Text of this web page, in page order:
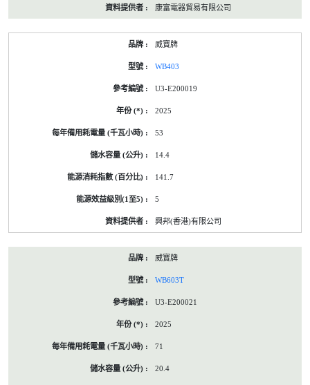
康富電器貿易有限公司
威寶牌
WB403
U3-E200019
2025
53
14.4
141.7
5
興邦(香港)有限公司
威寶牌
WB603T
U3-E200021
2025
71
20.4